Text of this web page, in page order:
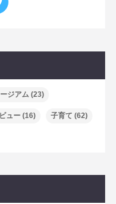
ジアム (23)
ュー(16) 子育て (62)